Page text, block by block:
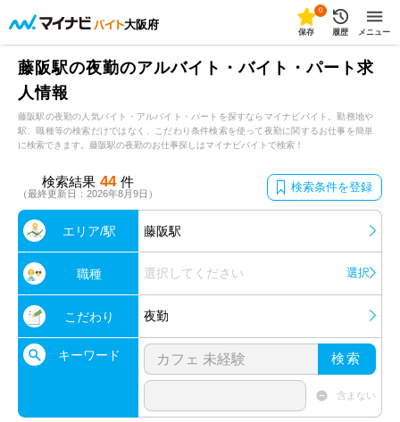
大阪府
0
保存 履歴 メニュー
藤阪駅の夜勤のアルバイト・バイト・パート求
人情報
藤阪駅の夜勤の人気バイト・アルバイト・パートを探すならマイナビバイト。勤務地や
駅、職種等の検索だけではなく、こだわり条件検索を使って夜勤に関するお仕事を簡単
に検索できます。藤阪駅の夜勤のお仕事探しはマイナビバイトで検索！
検索結果 44 件
（最終更新日：2026年8月9日） 検索条件を登録
エリア/駅 藤阪駅
職種 選択してください 選択
こだわり 夜勤
キーワード 検索
含まない